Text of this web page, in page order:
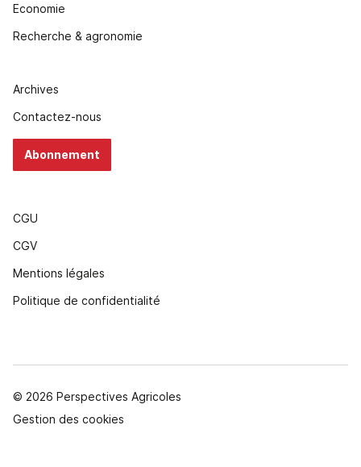
Economie
Recherche & agronomie
Archives
Contactez-nous
Abonnement
CGU
CGV
Mentions légales
Politique de confidentialité
© 2026 Perspectives Agricoles
Gestion des cookies